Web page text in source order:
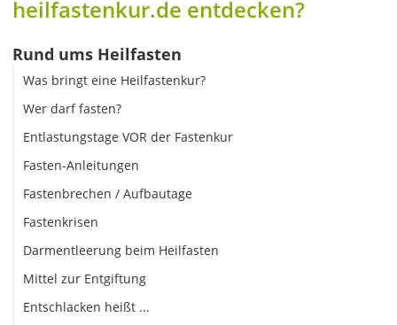
heilfastenkur.de entdecken?
Rund ums Heilfasten
Was bringt eine Heilfastenkur?
Wer darf fasten?
Entlastungstage VOR der Fastenkur
Fasten-Anleitungen
Fastenbrechen / Aufbautage
Fastenkrisen
Darmentleerung beim Heilfasten
Mittel zur Entgiftung
Entschlacken heißt ...